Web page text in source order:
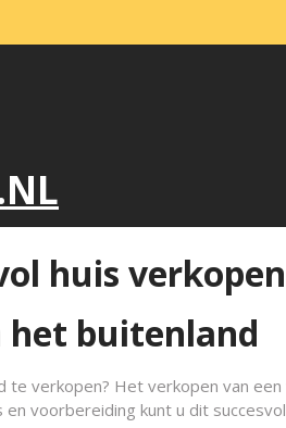
huis
het buitenland
verkopen? Het verkopen van
voorbereiding kunt u dit